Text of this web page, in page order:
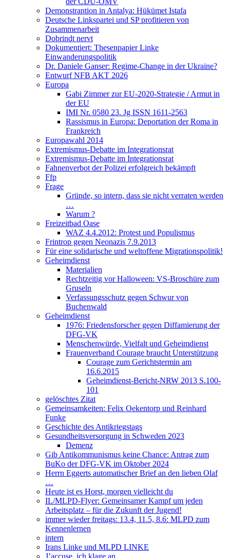
Demonstrantion in Antalya: Hükümet Istafa
Deutsche Linkspartei und SP profitieren von
Zusammenarbeit
Dobrindt nervt
Dokumentiert: Thesenpapier Linke
Einwanderungspolitik
Dr. Daniele Ganser: Regime-Change in der Ukraine?
Entwurf NFB AKT 2026
Europa
Gabi Zimmer zur EU-2020-Strategie / Armut in
der EU
IMI Nr. 0580 23. Jg ISSN 1611-2563
Rassismus in Europa: Deportation der Roma in
Frankreich
Europawahl 2014
Extremismus-Debatte im Integrationsrat
Extremismus-Debatte im Integrationsrat
Fahnenverbot der Polizei erfolgreich bekämpft
Ffp
Frage
Gründe, so intern, dass sie nicht verraten werden
…
Warum ?
Freizeitbad Oase
WAZ 4.4.2012: Protest und Populismus
Frintrop gegen Neonazis 7.9.2013
Für eine solidarische und weltoffene Migrationspolitik!
Geheimdienst
Materialien
Rechtzeitig vor Halloween: VS-Broschüre zum
Gruseln
Verfassungsschutz gegen Schwur von
Buchenwald
Geheimdienst
1976: Friedensforscher gegen Diffamierung der
DFG-VK
Menschenwürde, Vielfalt und Geheimdienst
Frauenverband Courage braucht Unterstützung
Courage zum Gerichtstermin am
16.6.2015
Geheimdienst-Bericht-NRW 2013 S.100-
101
gelöschtes Zitat
Gemeinsamkeiten: Felix Oekentorp und Reinhard
Funke
Geschichte des Antikriegstags
Gesundheitsversorgung in Schweden 2023
Demenz
Gib Antikommunismus keine Chance: Antrag zum
BuKo der DFG-VK im Oktober 2024
Herrn Eggerts automatischer Brief an den lieben Olaf
…
Heute ist es Horst, morgen vielleicht du
IL/MLPD-Flyer: Gemeinsamer Kampf um jeden
Arbeitsplatz – für die Zukunft der Jugend!
immer wieder freitags: 13.4, 11.5, 8.6: MLPD zum
Kennenlernen
intern
Irans Linke und MLPD LINKE
J’accuse, ich klage an